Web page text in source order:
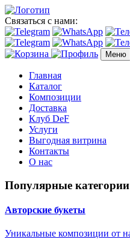
Связаться с нами:
Меню
Главная
Каталог
Композиции
Доставка
Клуб DeF
Услуги
Выгодная витрина
Контакты
О нас
Популярные категории
Авторские букеты
Уникальные композиции от